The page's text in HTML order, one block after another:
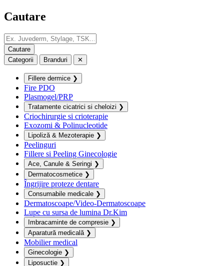
Cautare
Categorii Branduri ✕
Fillere dermice ❯
Fire PDO
Plasmogel/PRP
Tratamente cicatrici si cheloizi ❯
Criochirurgie si crioterapie
Exozomi & Polinucleotide
Lipoliză & Mezoterapie ❯
Peelinguri
Fillere si Peeling Ginecologie
Ace, Canule & Seringi ❯
Dermatocosmetice ❯
Îngrijire proteze dentare
Consumabile medicale ❯
Dermatoscoape/Video-Dermatoscoape
Lupe cu sursa de lumina Dr.Kim
Imbracaminte de compresie ❯
Aparatură medicală ❯
Mobilier medical
Ginecologie ❯
Liposuctie ❯